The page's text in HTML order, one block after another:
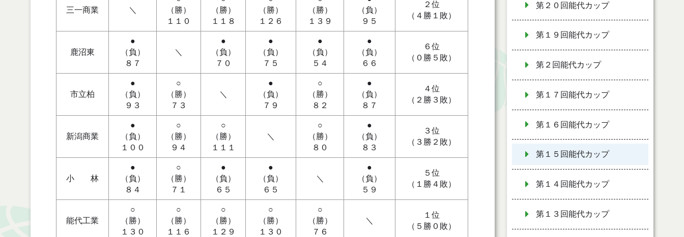
三一商業 ＼
（勝）
１１０
（勝）
１１８
（勝）
１２６
（勝）
１３９
（負）
９５
２位
（４勝１敗）
鹿沼東
●
（負）
８７
＼
●
（負）
７０
●
（負）
７５
●
（負）
５４
●
（負）
６６
６位
（０勝５敗）
市立柏
●
（負）
９３
○
（勝）
７３
＼
●
（負）
７９
○
（勝）
８２
●
（負）
８７
４位
（２勝３敗）
新潟商業
●
（負）
１００
○
（勝）
９４
○
（勝）
１１１
＼
○
（勝）
８０
●
（負）
８３
３位
（３勝２敗）
小 林
●
（負）
８４
○
（勝）
７１
●
（負）
６５
●
（負）
６５
＼
●
（負）
５９
５位
（１勝４敗）
能代工業
○
（勝）
１３０
○
（勝）
１１６
○
（勝）
１２９
○
（勝）
１３０
○
（勝）
７６
＼
１位
（５勝０敗）
第２０回能代カップ
第１９回能代カップ
第２回能代カップ
第１７回能代カップ
第１６回能代カップ
第１５回能代カップ
第１４回能代カップ
第１３回能代カップ